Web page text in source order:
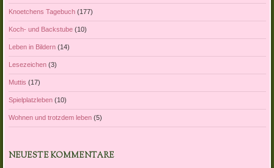
Knoetchens Tagebuch(177)
Koch- und Backstube(10)
Leben in Bildern(14)
Lesezeichen(3)
Muttis (17)
Spielplatzleben(10)
Wohnen und trotzdem leben(5)
NEUESTE KOMMENTARE